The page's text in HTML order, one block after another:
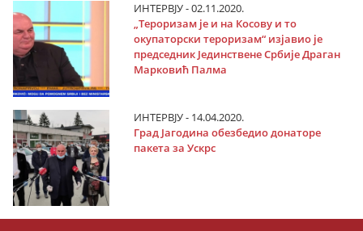
ИНТЕРВЈУ - 02.11.2020.
„Тероризам је и на Косову и то
окупаторски тероризам“ изјавио је
председник Јединствене Србије Драган
Марковић Палма
ИНТЕРВЈУ - 14.04.2020.
Град Јагодина обезбедио донаторе
пакета за Ускрс